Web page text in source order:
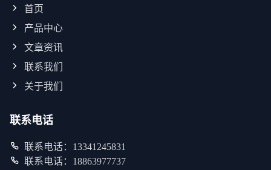
首页
产品中心
文章资讯
联系我们
关于我们
联系电话
联系电话：13341245831
联系电话：18863977737